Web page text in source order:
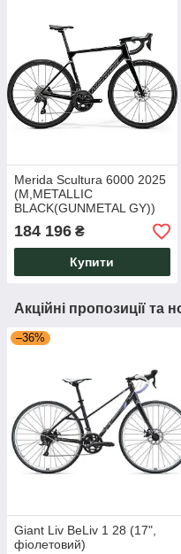
Merida Scultura 6000 2025
(M,METALLIC
BLACK(GUNMETAL GY))
184 196 ₴
Купити
Акційні пропозиції та
–36%
Giant Liv BeLiv 1 28 (17",
фіолетовий)